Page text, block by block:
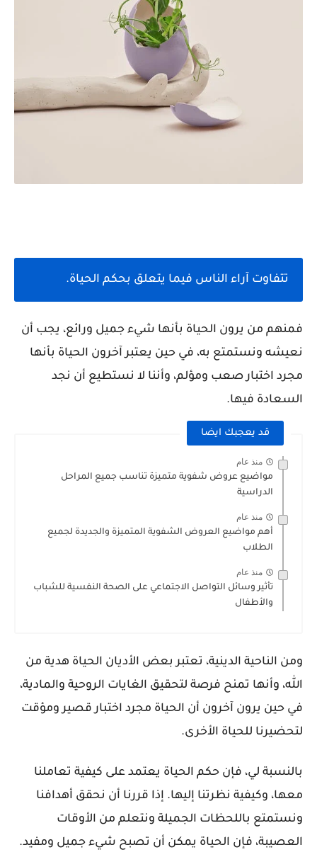
تتفاوت آراء الناس فيما يتعلق بحكم الحياة.
فمنهم من يرون الحياة بأنها شيء جميل ورائع، يجب أن
نعيشه ونستمتع به، في حين يعتبر آخرون الحياة بأنها
مجرد اختبار صعب ومؤلم، وأننا لا نستطيع أن نجد
السعادة فيها.
قد يعجبك ايضا
منذ عام
مواضيع عروض شفوية متميزة تناسب جميع المراحل
الدراسية
منذ عام
أهم مواضيع العروض الشفوية المتميزة والجديدة لجميع
الطلاب
منذ عام
تأثير وسائل التواصل الاجتماعي على الصحة النفسية للشباب
والأطفال
ومن الناحية الدينية، تعتبر بعض الأديان الحياة هدية من
الله، وأنها تمنح فرصة لتحقيق الغايات الروحية والمادية،
في حين يرون آخرون أن الحياة مجرد اختبار قصير ومؤقت
لتحضيرنا للحياة الأخرى.
بالنسبة لي، فإن حكم الحياة يعتمد على كيفية تعاملنا
معها، وكيفية نظرتنا إليها. إذا قررنا أن نحقق أهدافنا
ونستمتع باللحظات الجميلة ونتعلم من الأوقات
العصيبة، فإن الحياة يمكن أن تصبح شيء جميل ومفيد.